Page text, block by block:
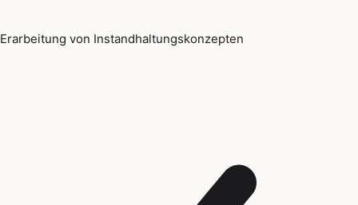
Erarbeitung von Instandhaltungskonzepten